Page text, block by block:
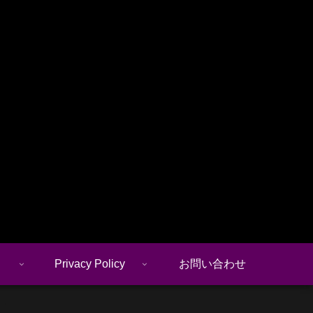
Privacy Policy お問い合わせ